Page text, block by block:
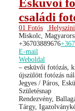
Esküvői
családi
01 Fotós
Miskolc,
+36703889676
E-mail
Weboldal
– esküvői fotózás,
újszülött fotózás
Jegyes / Páros,
Születésnap
Rendezvény,
Tárgy,